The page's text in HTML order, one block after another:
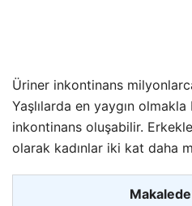
Üriner inkontinans
Yaşlılarda en yaygın
inkontinans oluşabilir.
olarak kadınlar iki kat daha